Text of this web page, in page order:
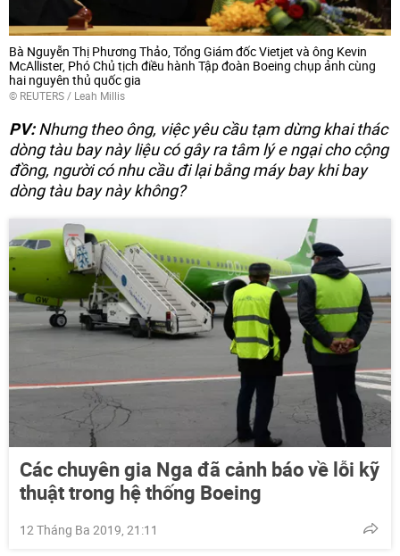
Bà Nguyễn Thị Phương Thảo, Tổng Giám đốc Vietjet và ông Kevin
McAllister, Phó Chủ tịch điều hành Tập đoàn Boeing chụp ảnh cùng
hai nguyên thủ quốc gia
© REUTERS/ Leah Millis
PV:Nhưng theo ông, việc yêu cầu tạm dừng khai thác
dòng tàu bay này liệu có gây ra tâm lý e ngại cho cộng
đồng, người có nhu cầu đi lại bằng máy bay khi bay
dòng tàu bay này không?
Các chuyên gia Nga đã cảnh báo về lỗi kỹ
thuật trong hệ thống Boeing
12 Tháng Ba 2019, 21:11